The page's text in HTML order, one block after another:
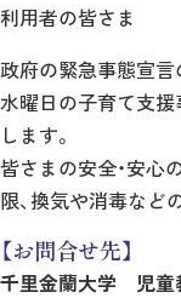
利用者の皆さま
政府の緊急事態宣言
水曜日の子育て支援
します。
皆さまの安全・安心
限、換気や消毒など
【お問合せ先】
千里金蘭大学 児童